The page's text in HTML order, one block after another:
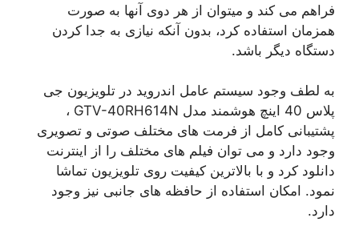
فراهم می کند و میتوان از هر دوی آنها به صورت
همزمان استفاده کرد، بدون آنکه نیازی به جدا کردن
دستگاه دیگر باشد.
به لطف وجود سیستم عامل اندروید در تلویزیون جی
پلاس 40 اینچ هوشمند مدل GTV-40RH614N ،
پشتیبانی کامل از فرمت های مختلف صوتی و تصویری
وجود دارد و می توان فیلم های مختلف را از اینترنت
دانلود کرد و با بالاترین کیفیت روی تلویزیون تماشا
نمود. امکان استفاده از حافظه های جانبی نیز وجود
دارد.